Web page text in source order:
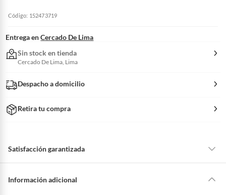
Código: 152473719
Entrega en Cercado De Lima
Sin stock en tienda
Cercado De Lima, Lima
Despacho a domicilio
Retira tu compra
Satisfacción garantizada
hacer una devolución.
Información adicional